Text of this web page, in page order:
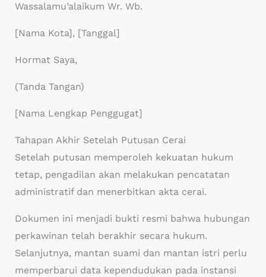
Wassalamu’alaikum Wr. Wb.
[Nama Kota], [Tanggal]
Hormat Saya,
(Tanda Tangan)
[Nama Lengkap Penggugat]
Tahapan Akhir Setelah Putusan Cerai
Setelah putusan memperoleh kekuatan hukum
tetap, pengadilan akan melakukan pencatatan
administratif dan menerbitkan akta cerai.
Dokumen ini menjadi bukti resmi bahwa hubungan
perkawinan telah berakhir secara hukum.
Selanjutnya, mantan suami dan mantan istri perlu
memperbarui data kependudukan pada instansi